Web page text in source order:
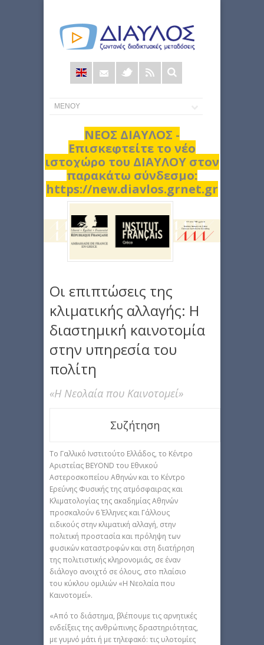
Φόρμα
αναζήτησης
ΝΕΟΣ ΔΙΑΥΛΟΣ -
Επισκεφτείτε το νέο
ιστοχώρο του ΔΙΑΥΛΟΥ στον
παρακάτω σύνδεσμο:
https://new.diavlos.grnet.gr
Οι επιπτώσεις της
κλιματικής αλλαγής: Η
διαστημική καινοτομία
στην υπηρεσία του
πολίτη
«Η Νεολαία που Καινοτομεί»
Συζήτηση
Tο Γαλλικό Ινστιτούτο Ελλάδος, το Κέντρο
Aριστείας BEYOND του Εθνικού
Aστεροσκοπείου Aθηνών και το Κέντρο
Ερεύνης Φυσικής της ατμόσφαιρας και
Κλιματολογίας της ακαδημίας Aθηνών
προσκαλούν 6 Έλληνες και Γάλλους
ειδικούς στην κλιματική αλλαγή, στην
πολιτική προστασία και πρόληψη των
φυσικών καταστροφών και στη διατήρηση
της πολιτιστικής κληρονομιάς, σε έναν
διάλογο ανοιχτό σε όλους, στο πλαίσιο
του κύκλου ομιλιών «Η Νεολαία που
Καινοτομεί».
«Από το διάστημα, βλέπουμε τις αρνητικές
ενδείξεις της ανθρώπινης δραστηριότητας,
με γυμνό μάτι ή με τηλεφακό: τις υλοτομίες